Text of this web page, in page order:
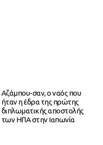
Αζάμπου-σαν, ο ναός που
ήταν η έδρα της πρώτης
διπλωματικής αποστολής
των ΗΠΑ στην Ιαπωνία